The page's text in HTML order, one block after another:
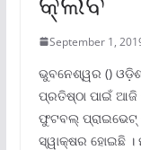
September 1,
ଭୁବନେଶ୍ୱର ()
ପ୍ରତିଷ୍ଠା ପାଇଁ ଆଜି
ଫୁଟବଲ୍
ସ୍ୱାକ୍ଷର ହୋଇଛି ।